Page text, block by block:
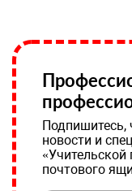
Подпишитесь,
новости и
«Учительской
почтового